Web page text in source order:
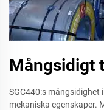
Mångsidigt
SGC440:s mångsidighet
mekaniska egenskaper.